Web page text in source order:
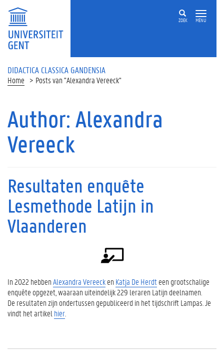
ZOEK MENU
DIDACTICA CLASSICA GANDENSIA
Home Posts van "Alexandra Vereeck"
Author: Alexandra
Vereeck
Resultaten enquête
Lesmethode Latijn in
Vlaanderen
In 2022 hebbenAlexandra Vereecken Katja De Herdteen grootschalige
enquête opgezet, waaraan uiteindelijk 229 leraren Latijn deelnamen.
De resultaten zijn ondertussen gepubliceerd in het tijdschrift Lampas. Je
vindt het artikel hier